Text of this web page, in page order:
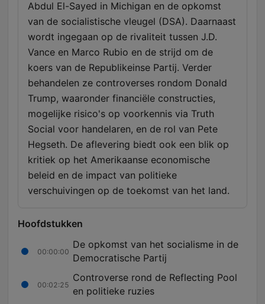
Abdul El-Sayed in Michigan en de opkomst
van de socialistische vleugel (DSA). Daarnaast
wordt ingegaan op de rivaliteit tussen J.D.
Vance en Marco Rubio en de strijd om de
koers van de Republikeinse Partij. Verder
behandelen ze controverses rondom Donald
Trump, waaronder financiële constructies,
mogelijke risico's op voorkennis via Truth
Social voor handelaren, en de rol van Pete
Hegseth. De aflevering biedt ook een blik op
kritiek op het Amerikaanse economische
beleid en de impact van politieke
verschuivingen op de toekomst van het land.
Hoofdstukken
00:00:00
De opkomst van het socialisme in de
Democratische Partij
00:02:25
Controverse rond de Reflecting Pool
en politieke ruzies